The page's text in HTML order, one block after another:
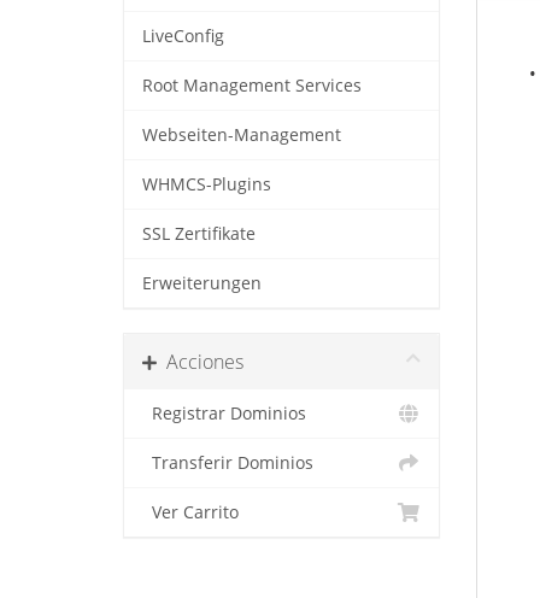
LiveConfig
Root Management Services
Webseiten-Management
WHMCS-Plugins
SSL Zertifikate
Erweiterungen
Acciones
Registrar Dominios
Transferir Dominios
Ver Carrito